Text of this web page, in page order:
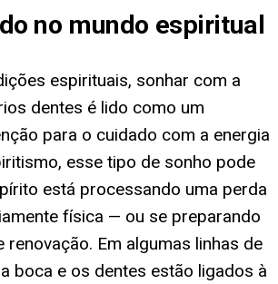
no mundo espiritual
espirituais, sonhar com a
dentes é lido como um
para o cuidado com a energia
esse tipo de sonho pode
está processando uma perda
física — ou se preparando
renovação. Em algumas linhas de
boca e os dentes estão ligados à